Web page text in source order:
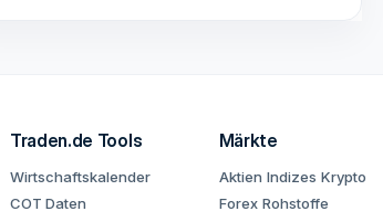
Traden.de Tools
Wirtschaftskalender
COT Daten
Märkte
Aktien Indizes Krypto
Forex Rohstoffe